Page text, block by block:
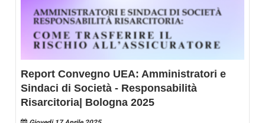
Report Convegno UEA: Amministratori e
Sindaci di Società - Responsabilità
Risarcitoria| Bologna 2025